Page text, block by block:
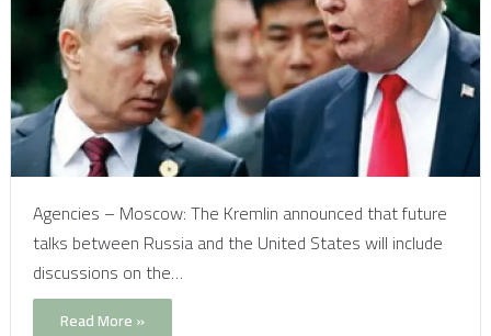
Agencies – Moscow: The Kremlin announced that future
talks between Russia and the United States will include
discussions on the…
Read More »